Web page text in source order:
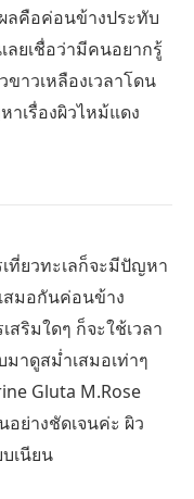
ลคือค่อนข้างประทับ
ลยเชื่อว่ามีคนอยากรู้
าวเหลืองเวลาโดน
เรื่องผิวไหม้แดง
ที่ยวทะเลก็จะมีปัญหา
สมอกันค่อนข้าง
ริมใดๆ ก็จะใช้เวลา
าดูสม่ำเสมอเท่าๆ
Gluta M.Rose
ย่างชัดเจนค่ะ ผิว
เนียน